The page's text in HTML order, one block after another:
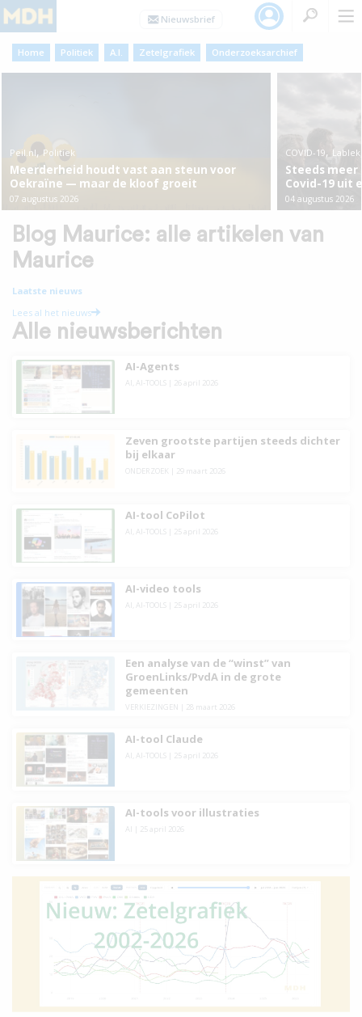
Home Politiek A.I. Zetelgrafiek Onderzoeksarchief
Peil.nl, Politiek
Meerderheid houdt vast aan steun voor
Oekraïne — maar de kloof groeit
07 augustus 2026
COVID-19, Lablek
Steeds
Covid-19 uit
04 augustus 2026
Blog Maurice: alle artikelen van
Maurice
Laatste nieuws
Lees al het nieuws
Alle nieuwsberichten
AI-Agents
AI AI-TOOLS 26 april 2026
Zeven grootste partijen steeds dichter
bij elkaar
ONDERZOEK 29 maart 2026
AI-tool CoPilot
AI AI-TOOLS 25 april 2026
AI-video tools
AI AI-TOOLS 25 april 2026
Een analyse van de “winst” van
GroenLinks/PvdA in de grote
gemeenten
VERKIEZINGEN 28 maart 2026
AI-tool Claude
AI AI-TOOLS 25 april 2026
AI-tools voor illustraties
AI 25 april 2026